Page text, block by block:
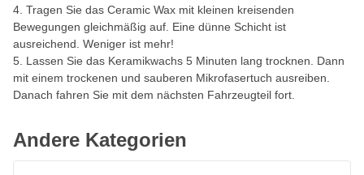
Tragen Sie das Ceramic Wax mit kleinen kreisenden
Bewegungen gleichmäßig auf. Eine dünne Schicht ist
ausreichend. Weniger ist mehr!
Lassen Sie das Keramikwachs 5 Minuten lang trocknen. Dann
mit einem trockenen und sauberen Mikrofasertuch ausreiben.
Danach fahren Sie mit dem nächsten Fahrzeugteil fort.
Andere Kategorien